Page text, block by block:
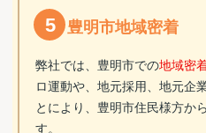
5 豊明市地域密着
弊社では、豊明市での地域密
ロ運動や、地元採用、地元企
とにより、豊明市住民様方か
す。